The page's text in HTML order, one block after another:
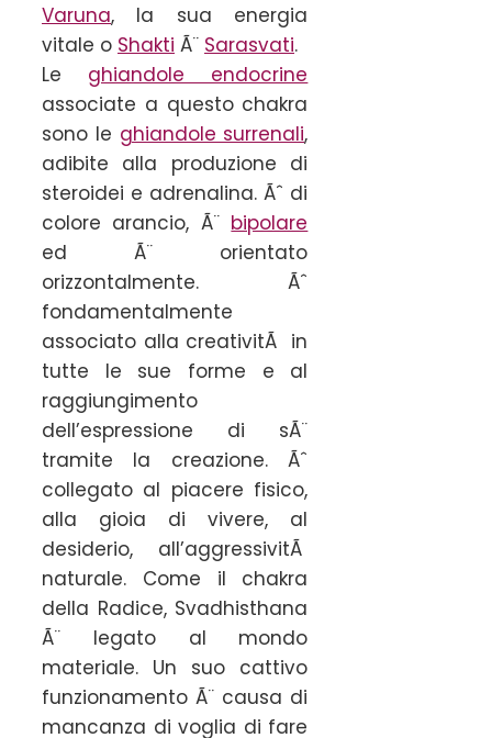
Varuna, la sua energia
vitale o Shakti Ã¨ Sarasvati.
Le ghiandole endocrine
associate a questo chakra
sono le ghiandole surrenali,
adibite alla produzione di
steroidei e adrenalina. Ãˆ di
colore arancio, Ã¨ bipolare
ed Ã¨ orientato
orizzontalmente. Ãˆ
fondamentalmente
associato alla creativitÃ in
tutte le sue forme e al
raggiungimento
dell’espressione di sÃ¨
tramite la creazione. Ãˆ
collegato al piacere fisico,
alla gioia di vivere, al
desiderio, all’aggressivitÃ
naturale. Come il chakra
della Radice, Svadhisthana
Ã¨ legato al mondo
materiale. Un suo cattivo
funzionamento Ã¨ causa di
mancanza di voglia di fare